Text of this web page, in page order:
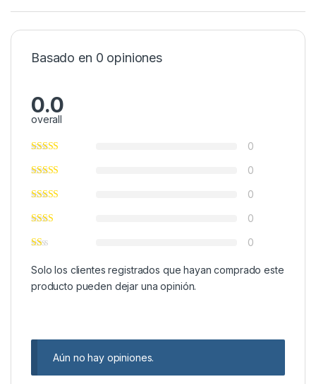
Basado en 0 opiniones
0.0
overall
0
0
0
0
0
Solo los clientes registrados que hayan comprado este
producto pueden dejar una opinión.
Aún no hay opiniones.